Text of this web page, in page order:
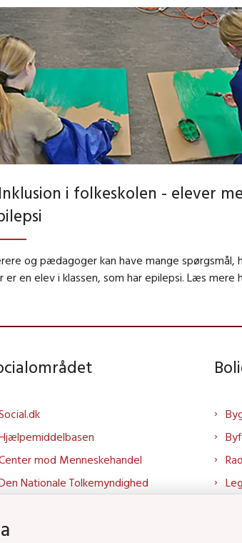
Inklusion i folkeskolen - elever
og pædagoger kan have mange spørgsmål,
er en elev i klassen, som har epilepsi. Læs mere
mod Menneskehandel
Nationale Tolkemyndighed